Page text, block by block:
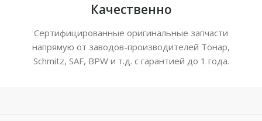
Качественно
Сертифицированные оригинальные запчасти
напрямую от заводов-производителей Тонар,
Schmitz, SAF, BPW и т.д. с гарантией до 1 года.